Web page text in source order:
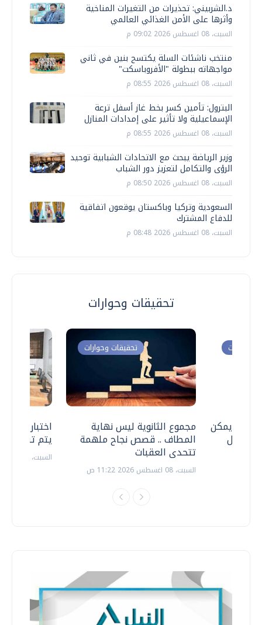
د.الشربيني: تحذيرات من التغيرات المناخية
وأثرها على الأمن الغذائي العالمي
السبت، 08 اغسطس 2026 09:02 م
منتخب ناشئات السلة يكتسح بنين في ثاني
مواجهاته ببطولة "الأفروباسكت"
السبت، 08 اغسطس 2026 08:55 م
البترول: تأمين كسر بخط غاز أسفل ترعة
الإسماعيلية ولا تأثير على إمدادات المنازل
السبت، 08 اغسطس 2026 08:55 م
وزير الرياضة يبحث مع الاتحادات الشبابية توحيد
الرؤى والتكامل لتعزيز دور الشباب
السبت، 08 اغسطس 2026 08:50 م
السعودية وتركيا وباكستان يوقعون اتفاقية
للدفاع المشترك
السبت، 08 اغسطس 2026 08:48 م
تحقيقات وحوارات
اختبارات
يتم
السبت، 18 يوليو 2026 09:22 ص
تحقيقات وحوارات
مجموع الثانوية ليس نهاية
المطاف .. قصص نجاح ملهمة
تتحدى العقبات
السبت، 08 اغسطس 2026 11:22 ص
وحوارات
.. هل يمكن
نتعامل